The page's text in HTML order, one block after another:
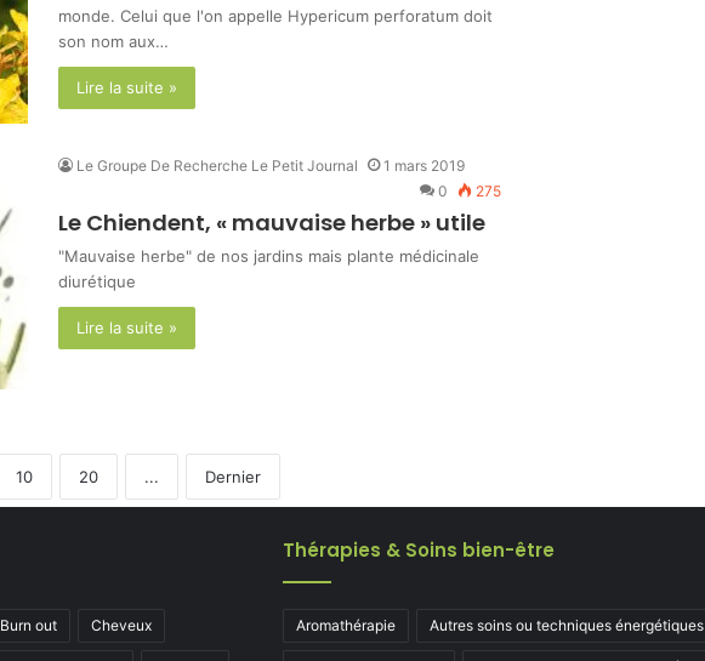
monde. Celui que l'on appelle Hypericum perforatum doit
son nom aux…
Lire la suite »
Le Groupe De Recherche Le Petit Journal
1 mars 2019
0
275
Le Chiendent, « mauvaise herbe » utile
"Mauvaise herbe" de nos jardins mais plante médicinale
diurétique
Lire la suite »
10 20 ... Dernier
Burn out Cheveux
Thérapies & Soins bien-être
Aromathérapie Autres soins ou techniques énergétiques